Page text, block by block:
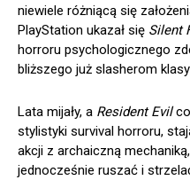
niewiele różniącą się
PlayStation ukazał się Silent
horroru psychologicznego
bliższego już slasherom
Lata mijały, a Resident Evil
stylistyki survival horroru,
akcji z archaiczną
jednocześnie ruszać i